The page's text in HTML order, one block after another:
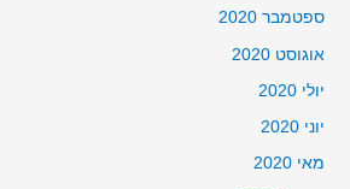
ספטמבר 2020
אוגוסט 2020
יולי 2020
יוני 2020
מאי 2020